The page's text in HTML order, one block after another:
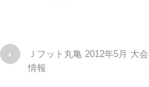
Ｊフット丸亀 2012年5月 大
情報